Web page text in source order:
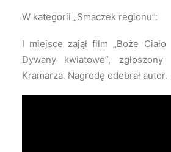
W kategorii „Smaczek regionu”:
I miejsce zajął film „Boże
Dywany kwiatowe”,
Kramarza. Nagrodę odebrał autor.